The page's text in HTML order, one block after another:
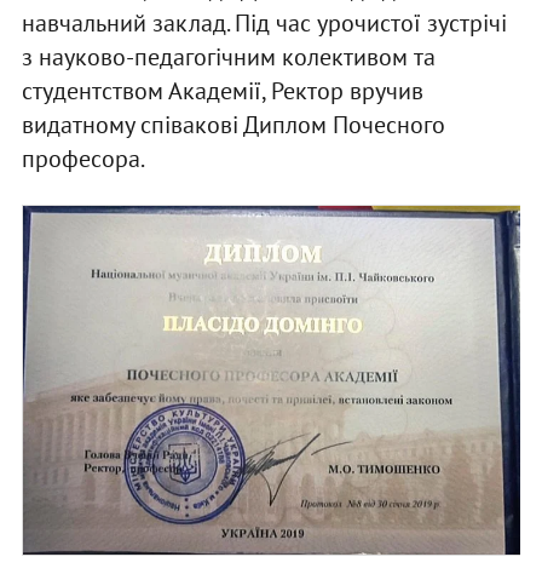
навчальний заклад. Під час урочистої зустрічі
з науково-педагогічним колективом та
студентством Академії, Ректор вручив
видатному співакові Диплом Почесного
професора.